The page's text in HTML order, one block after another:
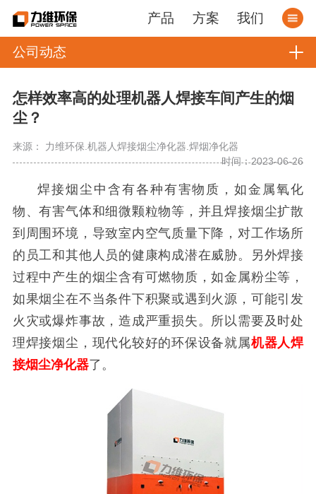
产品 方案 我们
公司动态
怎样效率高的处理机器人焊接车间产生的烟
尘？
来源： 力维环保.机器人焊接烟尘净化器.焊烟净化器
时间：2023-06-26
焊接烟尘中含有各种有害物质，如金属氧化
物、有害气体和细微颗粒物等，并且焊接烟尘扩散
到周围环境，导致室内空气质量下降，对工作场所
的员工和其他人员的健康构成潜在威胁。另外焊接
过程中产生的烟尘含有可燃物质，如金属粉尘等，
如果烟尘在不当条件下积聚或遇到火源，可能引发
火灾或爆炸事故，造成严重损失。所以需要及时处
理焊接烟尘，现代化较好的环保设备就属机器人焊
接烟尘净化器了。